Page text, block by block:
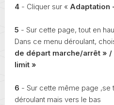
4 - Cliquer sur « Adaptation
5 - Sur cette page, tout en
Dans ce menu déroulant,
de départ marche/arrêt »
limit »
6 - Sur cette même page ,se
déroulant mais vers le bas